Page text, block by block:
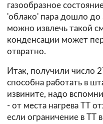
газообразное
'облако' пара дошло до
можно извлечь такой
конденсации может
отвратно.
Итак, получили число
способна работать в
извините, надо
- от места нагрева ТТ
если ограничение в ТТ